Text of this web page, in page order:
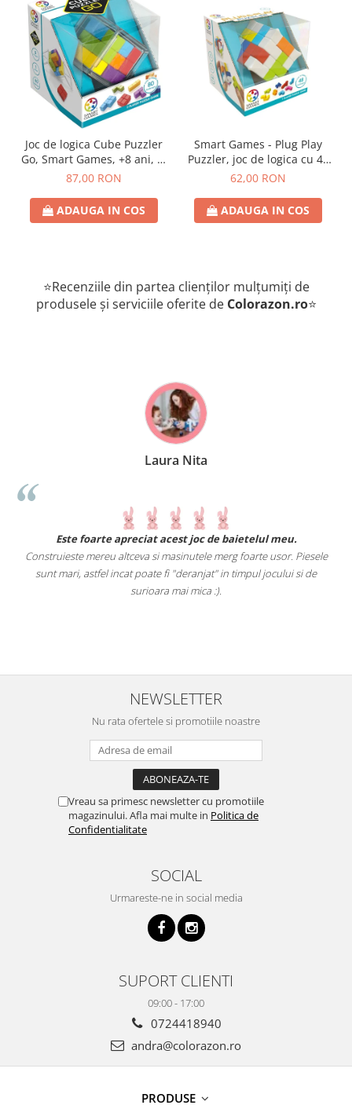
Joc de logica Cube Puzzler
Go, Smart Games, +8 ani, lb
romana
87,00 RON
ADAUGA IN COS
Smart Games - Plug Play
Puzzler, joc de logica cu 48
de provocari, 6+ ani, lb
62,00 RON
ADAUGA IN COS
⭐Recenziile din partea clienților mulțumiți de
produsele și serviciile oferite de Colorazon.ro⭐
Laura Nita
Este foarte apreciat acest joc de baietelul meu.
Construieste mereu altceva si masinutele merg foarte usor. Piesele
sunt mari, astfel incat poate fi "deranjat" in timpul jocului si de
surioara mai mica :).
NEWSLETTER
Nu rata ofertele si promotiile noastre
Vreau sa primesc newsletter cu promotiile
magazinului. Afla mai multe in Politica de
Confidentialitate
SOCIAL
Urmareste-ne in social media
SUPORT CLIENTI
09:00 - 17:00
0724418940
andra@colorazon.ro
PRODUSE